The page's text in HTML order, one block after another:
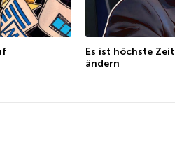
Es ist höchste
ändern